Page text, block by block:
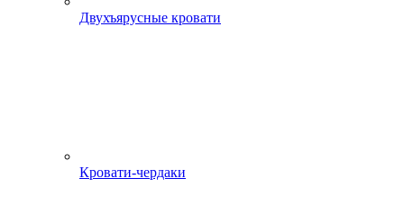
Двухъярусные кровати
Кровати-чердаки